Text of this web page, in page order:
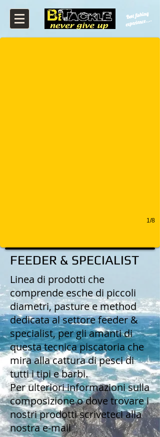
Best fishing
experience....
Liquid booster 500 ml
Spicy crab, tropifruit &3esse!
1/8
FEEDER & SPECIALIST
Linea di prodotti che
comprende esche di piccoli
diametri, pasture e method
dedicata al settore feeder &
specialist, per gli amanti di
questa tecnica piscatoria che
mira alla cattura di pesci di
tutti i tipi e barbi.
Per ulteriori informazioni sulla
composizione o dove trovare i
nostri prodotti scriveteci alla
nostra e-mail